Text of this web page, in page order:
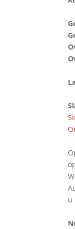
u